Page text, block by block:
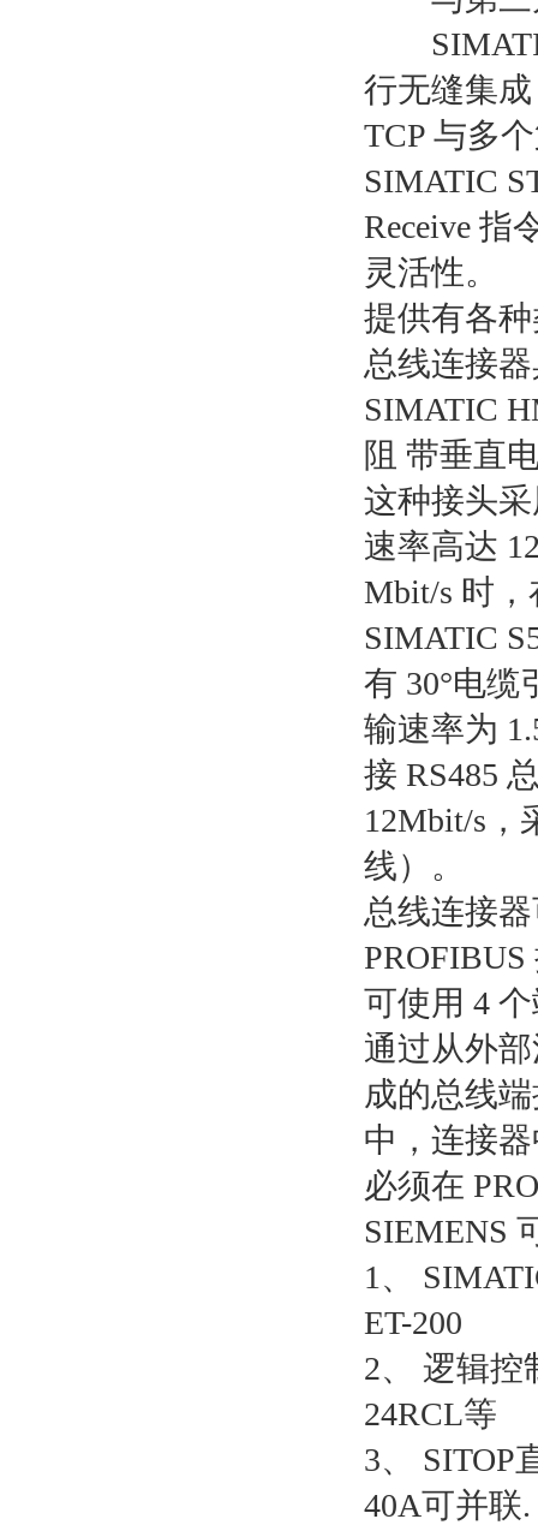
SIMATIC
行无缝集成
TCP 与多
SIMATIC
Receive 指
灵活性。
提供有各
总线连接
SIMATIC
阻 带垂直
这种接头
速率高达
Mbit/s 时
SIMATIC
有 30°电
输速率为
接 RS485
12Mbit/s，
线）。
总线连接
可使用 4
通过从外
成的总线
中，连接
必须在
SIEMENS
1、
ET-200
2、 逻辑控
24RCL等
3、 SITOP
40A可并联.